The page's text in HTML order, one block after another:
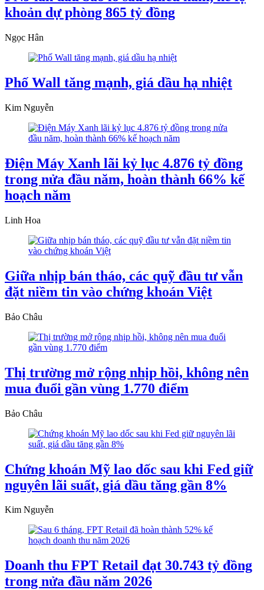
khoản dự phòng 865 tỷ đồng
Ngọc Hân
Phố Wall tăng mạnh, giá dầu hạ nhiệt
Kim Nguyễn
Điện Máy Xanh lãi kỷ lục 4.876 tỷ đồng
trong nửa đầu năm, hoàn thành 66% kế
hoạch năm
Linh Hoa
Giữa nhịp bán tháo, các quỹ đầu tư vẫn
đặt niềm tin vào chứng khoán Việt
Bảo Châu
Thị trường mở rộng nhịp hồi, không nên
mua đuổi gần vùng 1.770 điểm
Bảo Châu
Chứng khoán Mỹ lao dốc sau khi Fed giữ
nguyên lãi suất, giá dầu tăng gần 8%
Kim Nguyễn
Doanh thu FPT Retail đạt 30.743 tỷ đồng
trong nửa đầu năm 2026